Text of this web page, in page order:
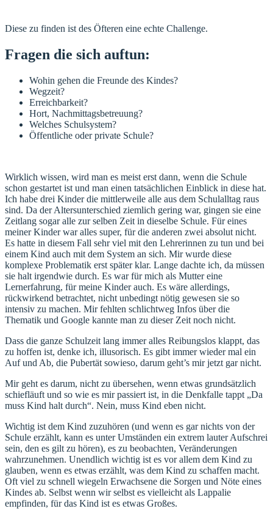
Diese zu finden ist des Öfteren eine echte Challenge.
Fragen die sich auftun:
Wohin gehen die Freunde des Kindes?
Wegzeit?
Erreichbarkeit?
Hort, Nachmittagsbetreuung?
Welches Schulsystem?
Öffentliche oder private Schule?
Wirklich wissen, wird man es meist erst dann, wenn die Schule
schon gestartet ist und man einen tatsächlichen Einblick in diese hat.
Ich habe drei Kinder die mittlerweile alle aus dem Schulalltag raus
sind. Da der Altersunterschied ziemlich gering war, gingen sie eine
Zeitlang sogar alle zur selben Zeit in dieselbe Schule. Für eines
meiner Kinder war alles super, für die anderen zwei absolut nicht.
Es hatte in diesem Fall sehr viel mit den Lehrerinnen zu tun und bei
einem Kind auch mit dem System an sich. Mir wurde diese
komplexe Problematik erst später klar. Lange dachte ich, da müssen
sie halt irgendwie durch. Es war für mich als Mutter eine
Lernerfahrung, für meine Kinder auch. Es wäre allerdings,
rückwirkend betrachtet, nicht unbedingt nötig gewesen sie so
intensiv zu machen. Mir fehlten schlichtweg Infos über die
Thematik und Google kannte man zu dieser Zeit noch nicht.
Dass die ganze Schulzeit lang immer alles Reibungslos klappt, das
zu hoffen ist, denke ich, illusorisch. Es gibt immer wieder mal ein
Auf und Ab, die Pubertät sowieso, darum geht’s mir jetzt gar nicht.
Mir geht es darum, nicht zu übersehen, wenn etwas grundsätzlich
schiefläuft und so wie es mir passiert ist, in die Denkfalle tappt „Da
muss Kind halt durch“. Nein, muss Kind eben nicht.
Wichtig ist dem Kind zuzuhören (und wenn es gar nichts von der
Schule erzählt, kann es unter Umständen ein extrem lauter Aufschrei
sein, den es gilt zu hören), es zu beobachten, Veränderungen
wahrzunehmen. Unendlich wichtig ist es vor allem dem Kind zu
glauben, wenn es etwas erzählt, was dem Kind zu schaffen macht.
Oft viel zu schnell wiegeln Erwachsene die Sorgen und Nöte eines
Kindes ab. Selbst wenn wir selbst es vielleicht als Lappalie
empfinden, für das Kind ist es etwas Großes.